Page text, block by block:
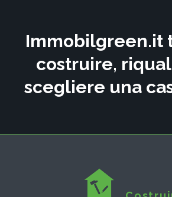
Immobilgreen.it
costruire,
scegliere una